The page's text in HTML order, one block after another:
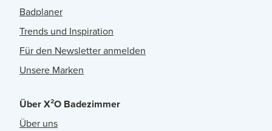
Badplaner
Trends und Inspiration
Für den Newsletter anmelden
Unsere Marken
Über X²O Badezimmer
Über uns